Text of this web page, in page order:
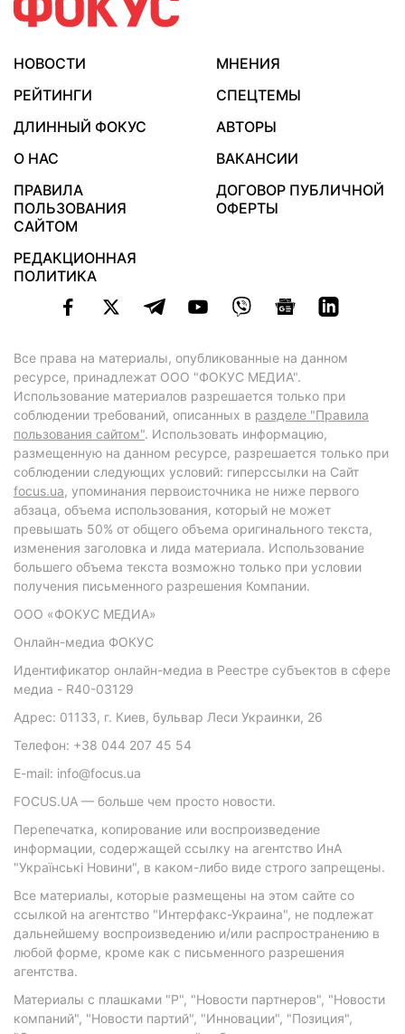
НОВОСТИ
МНЕНИЯ
РЕЙТИНГИ
СПЕЦТЕМЫ
ДЛИННЫЙ ФОКУС
АВТОРЫ
О НАС
ВАКАНСИИ
ПРАВИЛА
ПОЛЬЗОВАНИЯ
САЙТОМ
ДОГОВОР ПУБЛИЧНОЙ
ОФЕРТЫ
РЕДАКЦИОННАЯ
ПОЛИТИКА
Все права на материалы, опубликованные на данном
ресурсе, принадлежат ООО "ФОКУС МЕДИА".
Использование материалов разрешается только при
соблюдении требований, описанных в разделе "Правила
пользования сайтом". Использовать информацию,
размещенную на данном ресурсе, разрешается только при
соблюдении следующих условий: гиперссылки на Сайт
focus.ua, упоминания первоисточника не ниже первого
абзаца, объема использования, который не может
превышать 50% от общего объема оригинального текста,
изменения заголовка и лида материала. Использование
большего объема текста возможно только при условии
получения письменного разрешения Компании.
ООО «ФОКУС МЕДИА»
Онлайн-медиа ФОКУС
Идентификатор онлайн-медиа в Реестре субъектов в сфере
медиа - R40-03129
Адрес: 01133, г. Киев, бульвар Леси Украинки, 26
Телефон: +38 044 207 45 54
E-mail: info@focus.ua
FOCUS.UA — больше чем просто новости.
Перепечатка, копирование или воспроизведение
информации, содержащей ссылку на агентство ИнА
"Українські Новини", в каком-либо виде строго запрещены.
Все материалы, которые размещены на этом сайте со
ссылкой на агентство "Интерфакс-Украина", не подлежат
дальнейшему воспроизведению и/или распространению в
любой форме, кроме как с письменного разрешения
агентства.
Материалы с плашками "Р", "Новости партнеров", "Новости
компаний", "Новости партий", "Инновации", "Позиция",